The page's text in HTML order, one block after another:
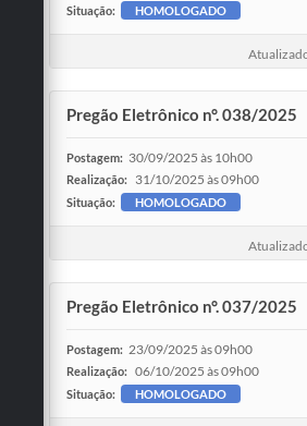
Situação: HOMOLOGADO
Pregão Eletrônico n°. 038/2025
Postagem: 30/09/2025 às 10h00
Realização: 31/10/2025 às 09h00
Situação: HOMOLOGADO
Pregão Eletrônico n°. 037/2025
Postagem: 23/09/2025 às 09h00
Realização: 06/10/2025 às 09h00
Situação: HOMOLOGADO